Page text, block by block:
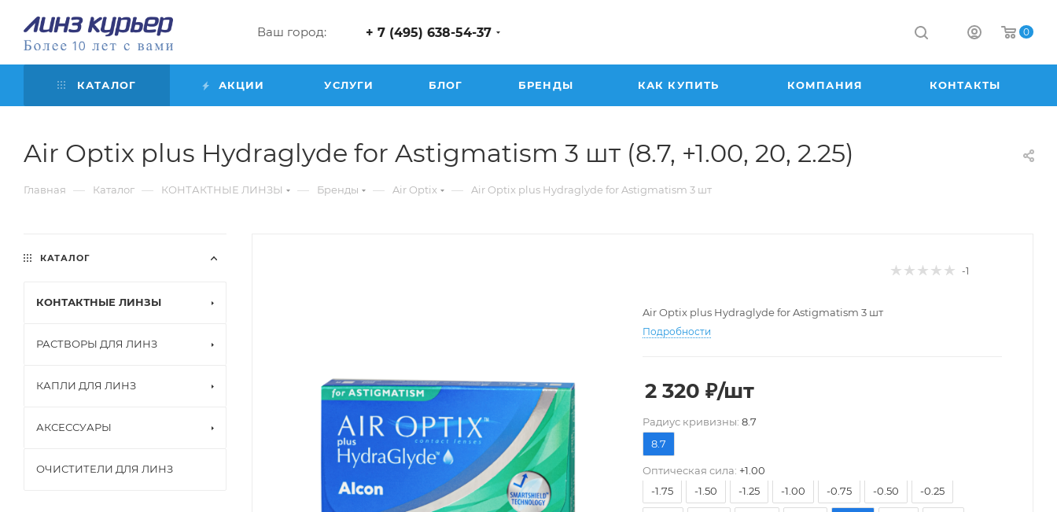
Ваш город: + 7 (495) 638-54-37 0
КАТАЛОГ АКЦИИ УСЛУГИ БЛОГ БРЕНДЫ КАК КУПИТЬ КОМПАНИЯ КОНТАКТЫ
Air Optix plus Hydraglyde for Astigmatism 3 шт (8.7, +1.00, 20, 2.25)
Главная — Каталог — КОНТАКТНЫЕ ЛИНЗЫ — Бренды — Air Optix — Air Optix plus Hydraglyde for Astigmatism 3 шт
-1
Air Optix plus Hydraglyde for Astigmatism 3 шт
Подробности
2 320 ₽/шт
Pадиус кривизны: 8.7
8.7
Оптическая сила: +1.00
-5.25
-1.75 -1.50 -1.25 -1.00 -0.75 -0.50 -0.25
КАТАЛОГ
КОНТАКТНЫЕ ЛИНЗЫ
РАСТВОРЫ ДЛЯ ЛИНЗ
КАПЛИ ДЛЯ ЛИНЗ
АКСЕССУАРЫ
ОЧИСТИТЕЛИ ДЛЯ ЛИНЗ